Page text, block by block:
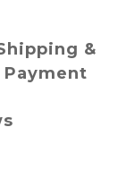
&
Payment